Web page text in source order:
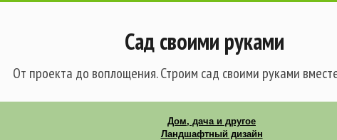
Сад своими руками
От проекта до воплощения. Строим сад своими руками
Дом, дача и другое
Ландшафтный дизайн